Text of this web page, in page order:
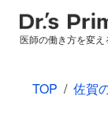
医師の働き方を変
TOP / 佐賀